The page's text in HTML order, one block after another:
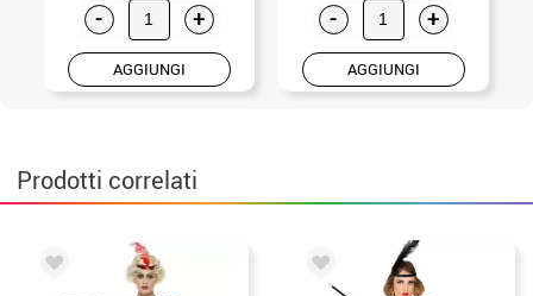
- +
AGGIUNGI
- +
AGGIUNGI
Prodotti correlati